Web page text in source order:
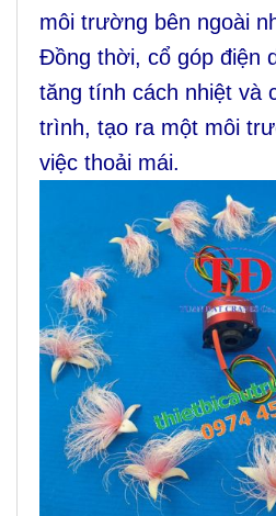
môi trường bên ngoài
Đồng thời, cổ góp điện
tăng tính cách nhiệt và
trình, tạo ra một môi
việc thoải mái.